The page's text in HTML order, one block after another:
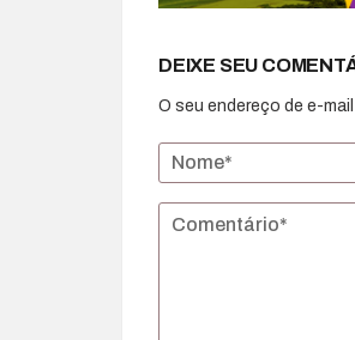
DEIXE SEU
O seu endereço de e-